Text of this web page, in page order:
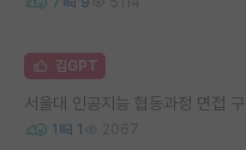
김GPT
서울대 인공지능 협동과정 면접
1 1 2067